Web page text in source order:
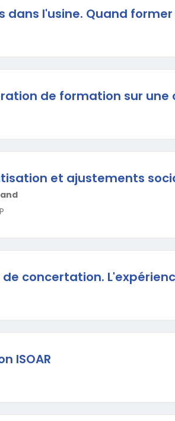
dans l'usine. Quand
de formation sur
et ajustements
concertation.
ISOAR